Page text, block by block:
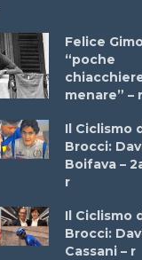
Felice
“poche
menare” – r
Il Ciclismo
Brocci:
Boifava –
r
Il Ciclismo
Brocci:
Cassani – r